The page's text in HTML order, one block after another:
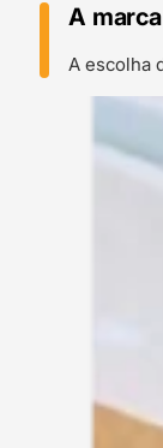
A
A escolha